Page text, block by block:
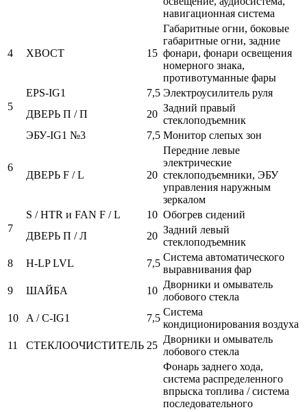
навигационная система
4 ХВОСТ 15
Габаритные огни, боковые
габаритные огни, задние
фонари, фонари освещения
номерного знака,
противотуманные фары
5
EPS-IG1 7,5 Электроусилитель руля
ДВЕРЬ П / П
20
Задний правый
стеклоподъемник
6
ЭБУ-IG1 №3 7,5 Монитор слепых зон
ДВЕРЬ F / L 20
Передние левые
электрические
стеклоподъемники, ЭБУ
управления наружным
зеркалом
7
S / HTR и FAN F / L 10 Обогрев сидений
ДВЕРЬ П / Л
20
Задний левый
стеклоподъемник
8
H-LP LVL 7,5
Система автоматического
выравнивания фар
9
ШАЙБА 10
Дворники и омыватель
лобового стекла
10
A / C-IG1 7,5
Система
кондиционирования воздуха
11
СТЕКЛООЧИСТИТЕЛЬ 25
Дворники и омыватель
лобового стекла
Фонарь заднего хода,
система распределенного
впрыска топлива / система
последовательного